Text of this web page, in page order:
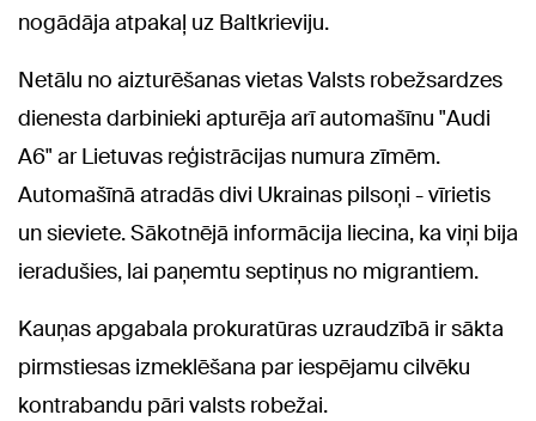
nogādāja atpakaļ uz Baltkrieviju.
Netālu no aizturēšanas vietas Valsts robežsardzes
dienesta darbinieki apturēja arī automašīnu "Audi
A6" ar Lietuvas reģistrācijas numura zīmēm.
Automašīnā atradās divi Ukrainas pilsoņi - vīrietis
un sieviete. Sākotnējā informācija liecina, ka viņi bija
ieradušies, lai paņemtu septiņus no migrantiem.
Kauņas apgabala prokuratūras uzraudzībā ir sākta
pirmstiesas izmeklēšana par iespējamu cilvēku
kontrabandu pāri valsts robežai.